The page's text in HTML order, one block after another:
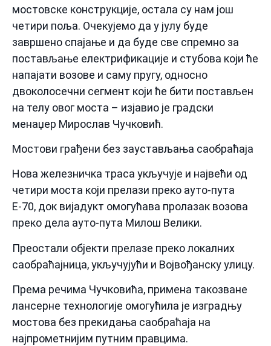
мостовске конструкције, остала су нам још
четири поља. Очекујемо да у јулу буде
завршено спајање и да буде све спремно за
постављање електрификације и стубова који ће
напајати возове и саму пругу, односно
двоколосечни сегмент који ће бити постављен
на телу овог моста – изјавио је градски
менаџер Мирослав Чучковић.
Мостови грађени без заустављања саобраћаја
Нова железничка траса укључује и највећи од
четири моста који прелази преко ауто-пута
Е-70, док вијадукт омогућава пролазак возова
преко дела ауто-пута Милош Велики.
Преостали објекти прелазе преко локалних
саобраћајница, укључујући и Војвођанску улицу.
Према речима Чучковића, примена такозване
лансерне технологије омогућила је изградњу
мостова без прекидања саобраћаја на
најпрометнијим путним правцима.